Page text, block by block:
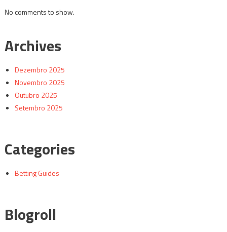
No comments to show.
Archives
Dezembro 2025
Novembro 2025
Outubro 2025
Setembro 2025
Categories
Betting Guides
Blogroll